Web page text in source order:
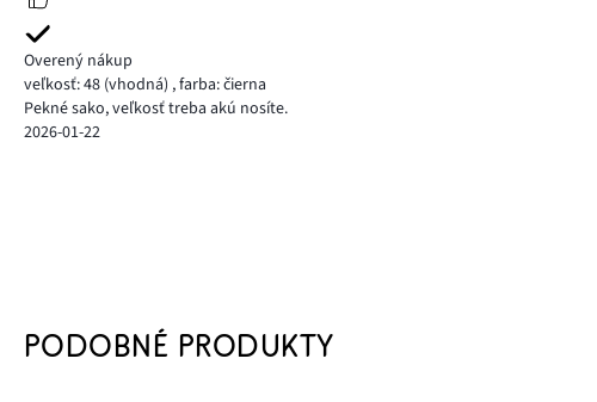
Overený nákup
veľkosť: 48 (vhodná) ,farba: čierna
Pekné sako, veľkosť treba akú nosíte.
2026-01-22
PODOBNÉ PRODUKTY